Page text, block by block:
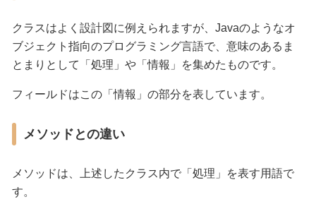
クラスはよく設計図に例えられますが、Javaのようなオ
ブジェクト指向のプログラミング言語で、意味のあるま
とまりとして「処理」や「情報」を集めたものです。
フィールドはこの「情報」の部分を表しています。
メソッドとの違い
メソッドは、上述したクラス内で「処理」を表す用語で
す。